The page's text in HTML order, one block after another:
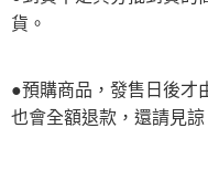
貨。
●預購商品，發售日後才
也會全額退款，還請見諒